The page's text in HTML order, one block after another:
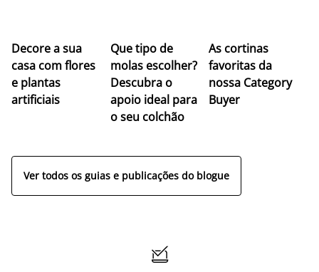
Decore a sua
casa com flores
e plantas
artificiais
Que tipo de
molas escolher?
Descubra o
apoio ideal para
o seu colchão
As cortinas
favoritas da
nossa Category
Buyer
Ver todos os guias e publicações do blogue
